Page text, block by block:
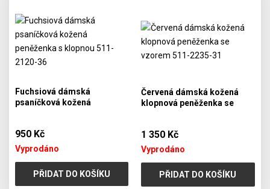
Fuchsiová dámská
psaníčková kožená
950 Kč
Vyprodáno
PŘIDAT DO KOŠÍKU
Červená dámská kožená
klopnová peněženka se
1 350 Kč
Vyprodáno
PŘIDAT DO KOŠÍKU